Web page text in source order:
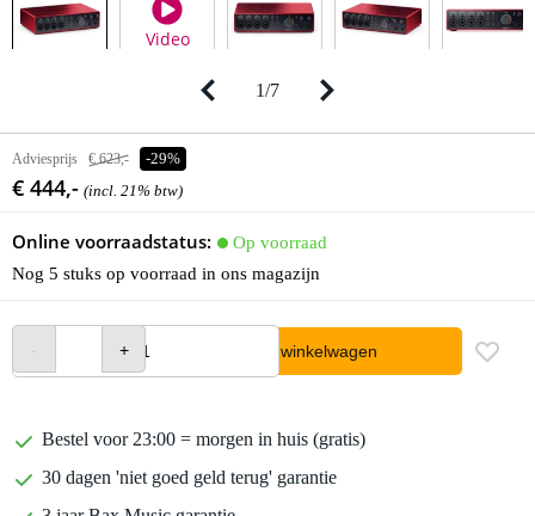
Video
1/7
Adviesprijs € 623,- -29%
€ 444,- (incl. 21% btw)
Online voorraadstatus:
Op voorraad
Nog 5 stuks op voorraad in ons magazijn
In winkelwagen
Bestel voor 23:00 = morgen in huis (gratis)
30 dagen 'niet goed geld terug' garantie